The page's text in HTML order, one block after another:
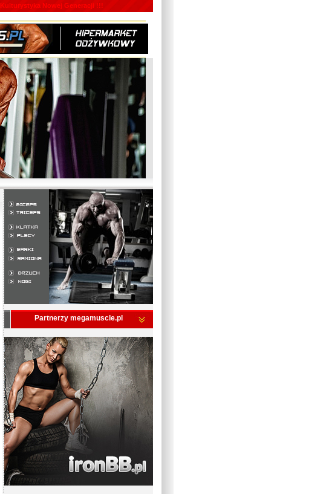
Kulturystyka Nowej Generacji !!!
Partnerzy megamuscle.pl